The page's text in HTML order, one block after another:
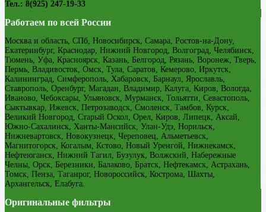
Тел.: 8(925) 247-19-33
Работаем по всей России
Москва и область, СПб, Новосибирск, Самара, Ростов-на-Дону,
Екатеринбург, Краснодар, Нижний Новгород, Волгоград, Челябинск,
Тюмень, Уфа, Красноярск, Казань, Белгород, Рязань, Воронеж, Тверь,
Пермь, Владивосток, Омск, Тула, Саратов, Кемерово, Иркутск,
Калининград, Симферополь, Хабаровск, Барнаул, Ярославль,
Ставрополь, Оренбург, Магадан, Владимир, Калуга, Киров, Вологда,
Иваново, Чебоксары, Ульяновск, Мурманск, Тольятти, Севастополь,
Сыктывкар, Ижевск, Петрозаводск, Смоленск, Тамбов, Курск,
Великий Новгород, Старый Оскол, Орел, Киров, Липецк, Аксай,
Южно-Сахалинск, Ханты-Мансийск, Улан-Удэ, Норильск,
Нижневартовск, Новокузнецк, Череповец, Альметьевск,
Магнитогорск, Когалым, Кстово, Новый Уренгой, Нижнекамск,
Нефтеюганск, Нижний Тагил, Бузулук, Волжский, Набережные
Челны, Орск, Березники, Балаково, Братск, Нефтекамск, Астрахань,
Томск, Пенза, Таганрог, Новороссийск, Кострома, Шахты,
Архангельск, Елабуга.
Оригинальные фильтры